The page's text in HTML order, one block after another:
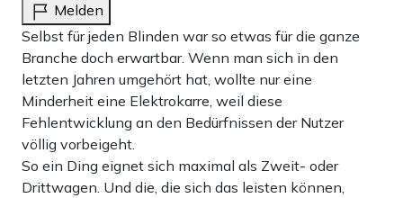
Melden
Selbst für jeden Blinden war so etwas für die ganze
Branche doch erwartbar. Wenn man sich in den
letzten Jahren umgehört hat, wollte nur eine
Minderheit eine Elektrokarre, weil diese
Fehlentwicklung an den Bedürfnissen der Nutzer
völlig vorbeigeht.
So ein Ding eignet sich maximal als Zweit- oder
Drittwagen. Und die, die sich das leisten können,